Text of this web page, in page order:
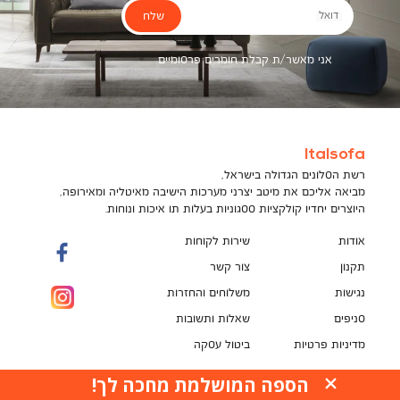
דואל
אני מאשר/ת קבלת חומרים פרסומיים
שלח
Italsofa
רשת הסלונים הגדולה בישראל,
מביאה אליכם את מיטב יצרני מערכות הישיבה מאיטליה ומאירופה,
היוצרים יחדיו קולקציות ססגוניות בעלות תו איכות ונוחות.
אודות
תקנון
נגישות
סניפים
מדיניות פרטיות
שירות לקוחות
צור קשר
משלוחים והחזרות
שאלות ותשובות
ביטול עסקה
תקנון מועדון לקוחות
האתר עושה שימוש בקובצי עוגיות (Cookies) למטרות
הספה המושלמת מחכה לך!